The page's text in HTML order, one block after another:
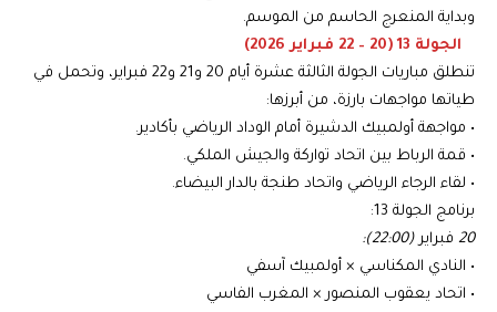
وبداية المنعرج الحاسم من الموسم.
الجولة 13 (20 – 22 فبراير 2026)
تنطلق مباريات الجولة الثالثة عشرة أيام 20 و21 و22 فبراير، وتحمل في
طياتها مواجهات بارزة، من أبرزها:
• مواجهة أولمبيك الدشيرة أمام الوداد الرياضي بأكادير.
• قمة الرباط بين اتحاد تواركة والجيش الملكي.
• لقاء الرجاء الرياضي واتحاد طنجة بالدار البيضاء.
برنامج الجولة 13:
20 فبراير (22:00):
• النادي المكناسي × أولمبيك آسفي
• اتحاد يعقوب المنصور × المغرب الفاسي